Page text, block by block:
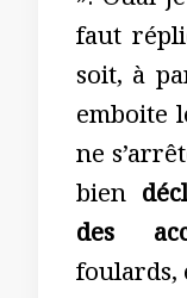
faut
soit, à
emboite
ne
bien
des
foulards,